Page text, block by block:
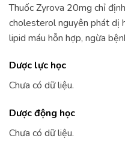
Thuốc Zyrova 20mg chỉ
cholesterol nguyên phát dị
lipid máu hỗn hợp, ngừa
Dược lực học
Chưa có dữ liệu.
Dược động học
Chưa có dữ liệu.